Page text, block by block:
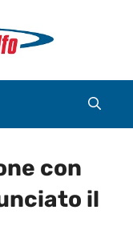
con
il